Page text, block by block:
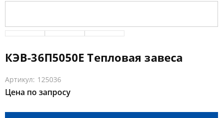
КЭВ-36П5050E Тепловая завеса
Артикул: 125036
Цена по запросу